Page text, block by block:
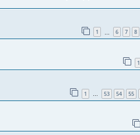
1 6 7 8
1
1 … 53 54 55